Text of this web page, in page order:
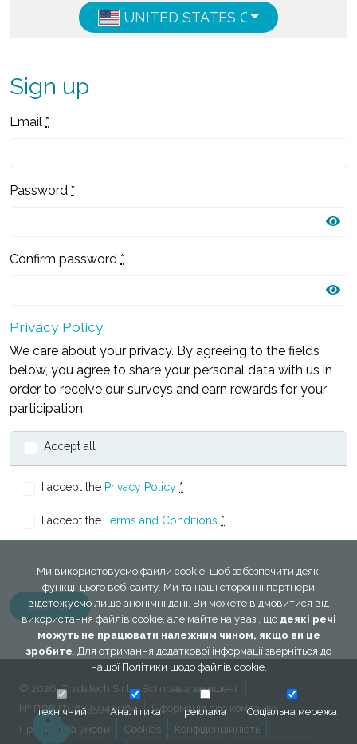
Ми використовуємо файли cookie, щоб забезпечити деякі
функції цього веб-сайту. Ми та наші сторонні партнери
відстежуємо лише анонімні дані. Ви можете відмовитися від
використання файлів cookie, але майте на увазі, що деякі речі
можуть не працювати належним чином, якщо ви це
зробите . Для отримання додаткової інформації зверніться до
нашої Політики щодо файлів cookie.
технічний Аналітика реклама Соціальна мережа
UNITED STATES OF AMERICA
Sign up
Email *
Password *
Confirm password *
Privacy Policy
We care about your privacy. By agreeing to the fields
below, you agree to share your personal data with us in
order to receive our surveys and earn rewards for your
participation.
Accept all
I accept the Privacy Policy *
I accept the Terms and Conditions *
© 2026, Tradatech S.r.l. - Всі права захищені.
№ ПДВ IT08335940964
Інформація про компанію
Правила та умови
Cookies
Конфіденційність